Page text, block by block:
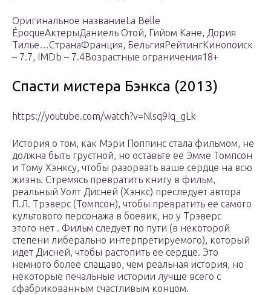
Оригинальное названиеLa Belle
ÉpoqueАктерыДаниель Отой, Гийом Кане, Дория
Тилье…СтранаФранция, БельгияРейтингКинопоиск
– 7.7, IMDb – 7.4Возрастные ограничения18+
Спасти мистера Бэнкса (2013)
https://youtube.com/watch?v=Nlsq9Iq_gLk
История о том, как Мэри Поппинс стала фильмом, не
должна быть грустной, но оставьте ее Эмме Томпсон
и Тому Хэнксу, чтобы разорвать ваше сердце на всю
жизнь. Стремясь превратить книгу в фильм,
реальный Уолт Дисней (Хэнкс) преследует автора
П.Л. Трэверс (Томпсон), чтобы превратить ее самого
культового персонажа в боевик, но у Трэверс
этого нет . Фильм следует по пути (в некоторой
степени либерально интерпретируемого), который
идет Дисней, чтобы растопить ее сердце. Это
немного более слащаво, чем реальная история, но
некоторые печальные истории лучше всего с
сфабрикованным счастливым концом.